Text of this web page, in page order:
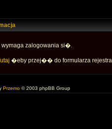
zalogowania si�.
�eby przej�� do formularza
Przemo © 2003 phpBB Group